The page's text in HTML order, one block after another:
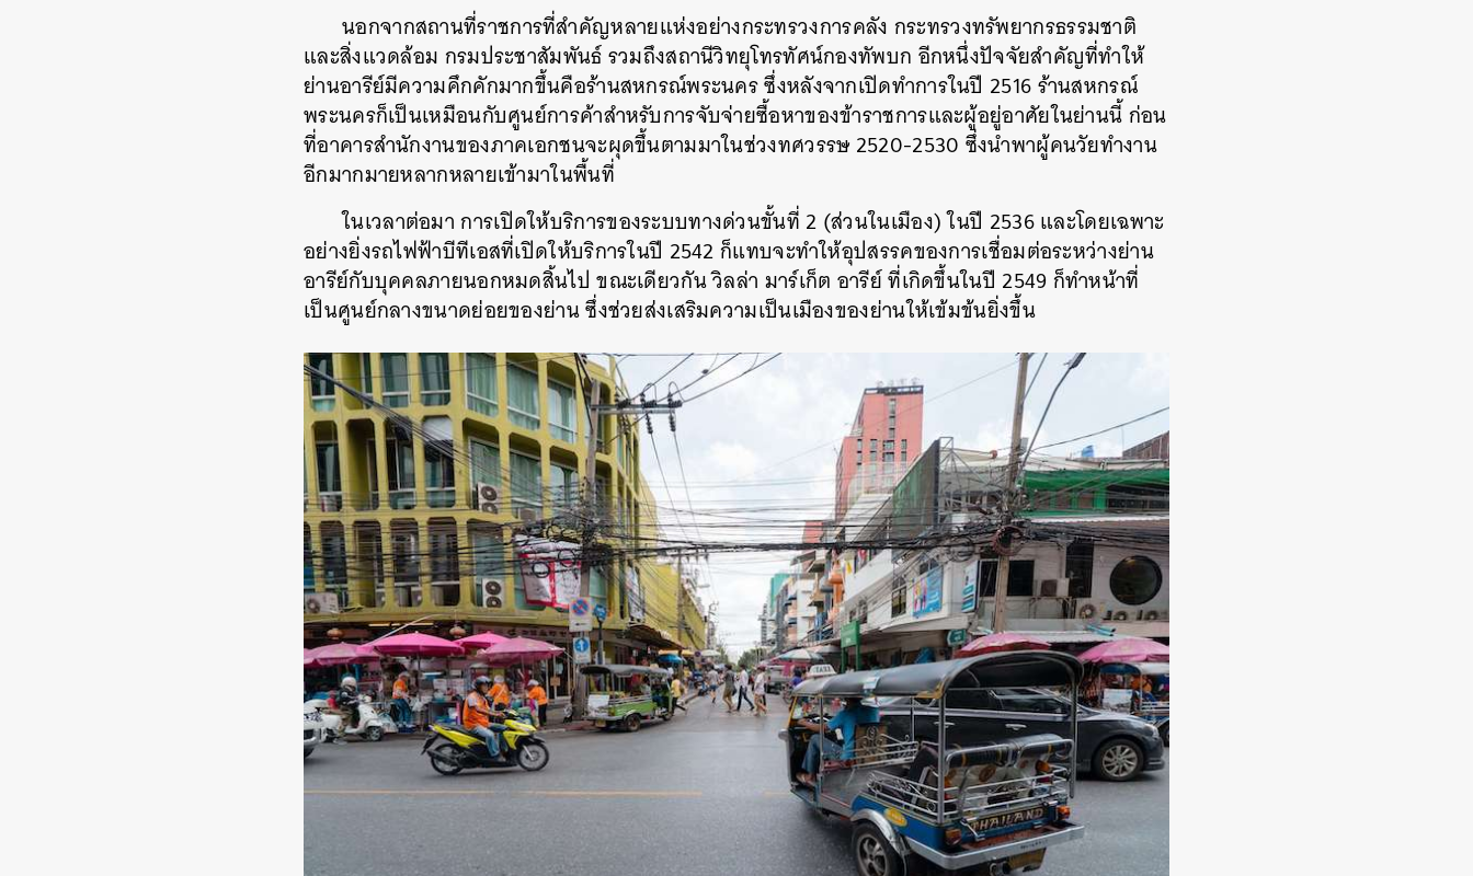
นอกจากสถานที่ราชการที่สำคัญหลายแห่งอย่างกระทรวงการคลัง กระทรวงทรัพยากรธรรมชาติ
และสิ่งแวดล้อม กรมประชาสัมพันธ์ รวมถึงสถานีวิทยุโทรทัศน์กองทัพบก อีกหนึ่งปัจจัยสำคัญที่ทำให้
ย่านอารีย์มีความคึกคักมากขึ้นคือร้านสหกรณ์พระนคร ซึ่งหลังจากเปิดทำการในปี 2516 ร้านสหกรณ์
พระนครก็เป็นเหมือนกับศูนย์การค้าสำหรับการจับจ่ายซื้อหาของข้าราชการและผู้อยู่อาศัยในย่านนี้ ก่อน
ที่อาคารสำนักงานของภาคเอกชนจะผุดขึ้นตามมาในช่วงทศวรรษ 2520-2530 ซึ่งนำพาผู้คนวัยทำงาน
อีกมากมายหลากหลายเข้ามาในพื้นที่
ในเวลาต่อมา การเปิดให้บริการของระบบทางด่วนขั้นที่ 2 (ส่วนในเมือง) ในปี 2536 และโดยเฉพาะ
อย่างยิ่งรถไฟฟ้าบีทีเอสที่เปิดให้บริการในปี 2542 ก็แทบจะทำให้อุปสรรคของการเชื่อมต่อระหว่างย่าน
อารีย์กับบุคคลภายนอกหมดสิ้นไป ขณะเดียวกัน วิลล่า มาร์เก็ต อารีย์ ที่เกิดขึ้นในปี 2549 ก็ทำหน้าที่
เป็นศูนย์กลางขนาดย่อยของย่าน ซึ่งช่วยส่งเสริมความเป็นเมืองของย่านให้เข้มข้นยิ่งขึ้น